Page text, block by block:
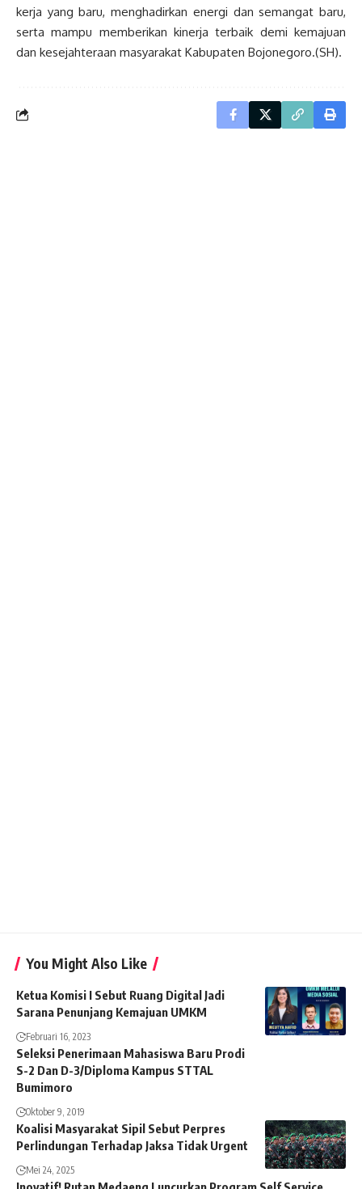
kerja yang baru, menghadirkan energi dan semangat baru,
serta mampu memberikan kinerja terbaik demi kemajuan
dan kesejahteraan masyarakat Kabupaten Bojonegoro.(SH).
You Might Also Like
Ketua Komisi I Sebut Ruang Digital Jadi
Sarana Penunjang Kemajuan UMKM
Februari 16, 2023
Seleksi Penerimaan Mahasiswa Baru Prodi
S-2 Dan D-3/Diploma Kampus STTAL
Bumimoro
Oktober 9, 2019
Koalisi Masyarakat Sipil Sebut Perpres
Perlindungan Terhadap Jaksa Tidak Urgent
Mei 24, 2025